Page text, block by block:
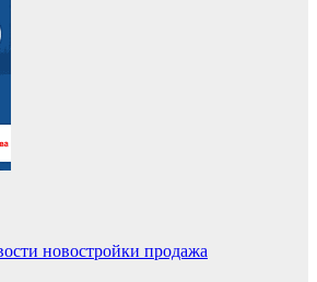
новостройки продажа